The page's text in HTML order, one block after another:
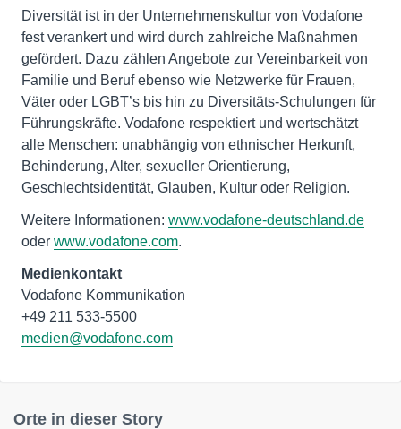
Diversität ist in der Unternehmenskultur von Vodafone
fest verankert und wird durch zahlreiche Maßnahmen
gefördert. Dazu zählen Angebote zur Vereinbarkeit von
Familie und Beruf ebenso wie Netzwerke für Frauen,
Väter oder LGBT’s bis hin zu Diversitäts-Schulungen für
Führungskräfte. Vodafone respektiert und wertschätzt
alle Menschen: unabhängig von ethnischer Herkunft,
Behinderung, Alter, sexueller Orientierung,
Geschlechtsidentität, Glauben, Kultur oder Religion.
Weitere Informationen: www.vodafone-deutschland.de
oder www.vodafone.com.
Medienkontakt
Vodafone Kommunikation
medien@vodafone.com
Orte in dieser Story